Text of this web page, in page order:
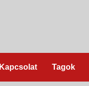
Kapcsolat Tagok